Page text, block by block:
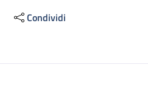
Condividi